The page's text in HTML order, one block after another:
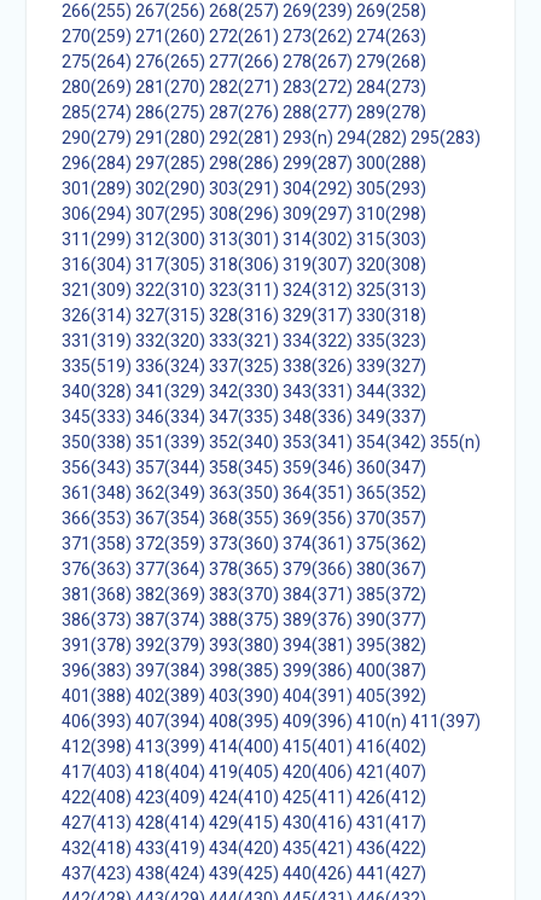
266(255) 267(256) 268(257) 269(239) 269(258)
270(259) 271(260) 272(261) 273(262) 274(263)
275(264) 276(265) 277(266) 278(267) 279(268)
280(269) 281(270) 282(271) 283(272) 284(273)
285(274) 286(275) 287(276) 288(277) 289(278)
290(279) 291(280) 292(281) 293(n) 294(282) 295(283)
296(284) 297(285) 298(286) 299(287) 300(288)
301(289) 302(290) 303(291) 304(292) 305(293)
306(294) 307(295) 308(296) 309(297) 310(298)
311(299) 312(300) 313(301) 314(302) 315(303)
316(304) 317(305) 318(306) 319(307) 320(308)
321(309) 322(310) 323(311) 324(312) 325(313)
326(314) 327(315) 328(316) 329(317) 330(318)
331(319) 332(320) 333(321) 334(322) 335(323)
335(519) 336(324) 337(325) 338(326) 339(327)
340(328) 341(329) 342(330) 343(331) 344(332)
345(333) 346(334) 347(335) 348(336) 349(337)
350(338) 351(339) 352(340) 353(341) 354(342) 355(n)
356(343) 357(344) 358(345) 359(346) 360(347)
361(348) 362(349) 363(350) 364(351) 365(352)
366(353) 367(354) 368(355) 369(356) 370(357)
371(358) 372(359) 373(360) 374(361) 375(362)
376(363) 377(364) 378(365) 379(366) 380(367)
381(368) 382(369) 383(370) 384(371) 385(372)
386(373) 387(374) 388(375) 389(376) 390(377)
391(378) 392(379) 393(380) 394(381) 395(382)
396(383) 397(384) 398(385) 399(386) 400(387)
401(388) 402(389) 403(390) 404(391) 405(392)
406(393) 407(394) 408(395) 409(396) 410(n) 411(397)
412(398) 413(399) 414(400) 415(401) 416(402)
417(403) 418(404) 419(405) 420(406) 421(407)
422(408) 423(409) 424(410) 425(411) 426(412)
427(413) 428(414) 429(415) 430(416) 431(417)
432(418) 433(419) 434(420) 435(421) 436(422)
437(423) 438(424) 439(425) 440(426) 441(427)